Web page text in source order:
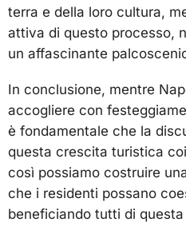
terra e della loro cultura,
attiva di questo processo,
un affascinante
In conclusione, mentre
accogliere con
è fondamentale che la
questa crescita turistica
così possiamo costruire
che i residenti possano
beneficiando tutti di